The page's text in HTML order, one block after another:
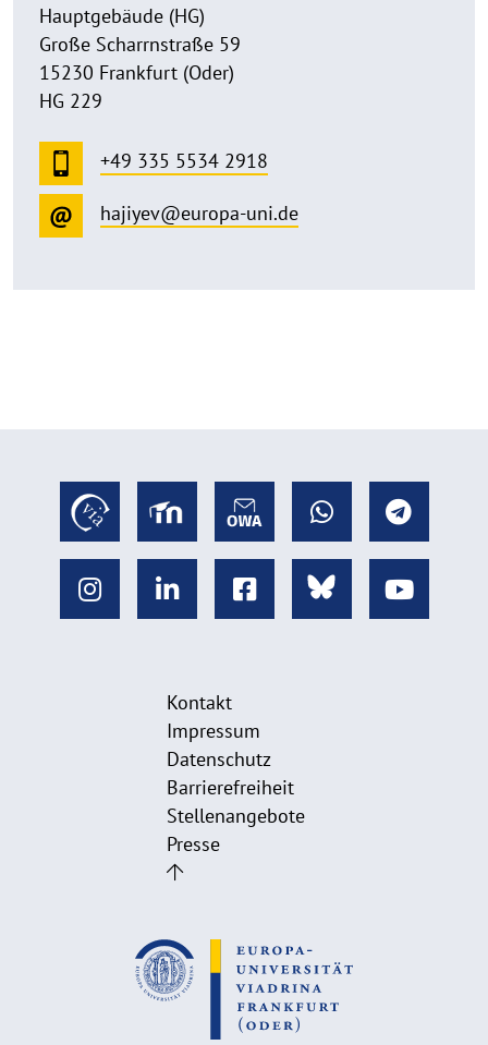
Hauptgebäude (HG)
Große Scharrnstraße 59
15230 Frankfurt (Oder)
HG 229
+49 335 5534 2918
hajiyev@europa-uni.de
Kontakt
Impressum
Datenschutz
Barrierefreiheit
Stellenangebote
Presse